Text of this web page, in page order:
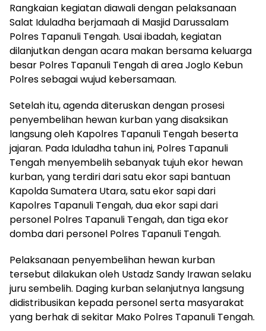
Rangkaian kegiatan diawali dengan pelaksanaan
Salat Iduladha berjamaah di Masjid Darussalam
Polres Tapanuli Tengah. Usai ibadah, kegiatan
dilanjutkan dengan acara makan bersama keluarga
besar Polres Tapanuli Tengah di area Joglo Kebun
Polres sebagai wujud kebersamaan.
Setelah itu, agenda diteruskan dengan prosesi
penyembelihan hewan kurban yang disaksikan
langsung oleh Kapolres Tapanuli Tengah beserta
jajaran. Pada Iduladha tahun ini, Polres Tapanuli
Tengah menyembelih sebanyak tujuh ekor hewan
kurban, yang terdiri dari satu ekor sapi bantuan
Kapolda Sumatera Utara, satu ekor sapi dari
Kapolres Tapanuli Tengah, dua ekor sapi dari
personel Polres Tapanuli Tengah, dan tiga ekor
domba dari personel Polres Tapanuli Tengah.
Pelaksanaan penyembelihan hewan kurban
tersebut dilakukan oleh Ustadz Sandy Irawan selaku
juru sembelih. Daging kurban selanjutnya langsung
didistribusikan kepada personel serta masyarakat
yang berhak di sekitar Mako Polres Tapanuli Tengah.